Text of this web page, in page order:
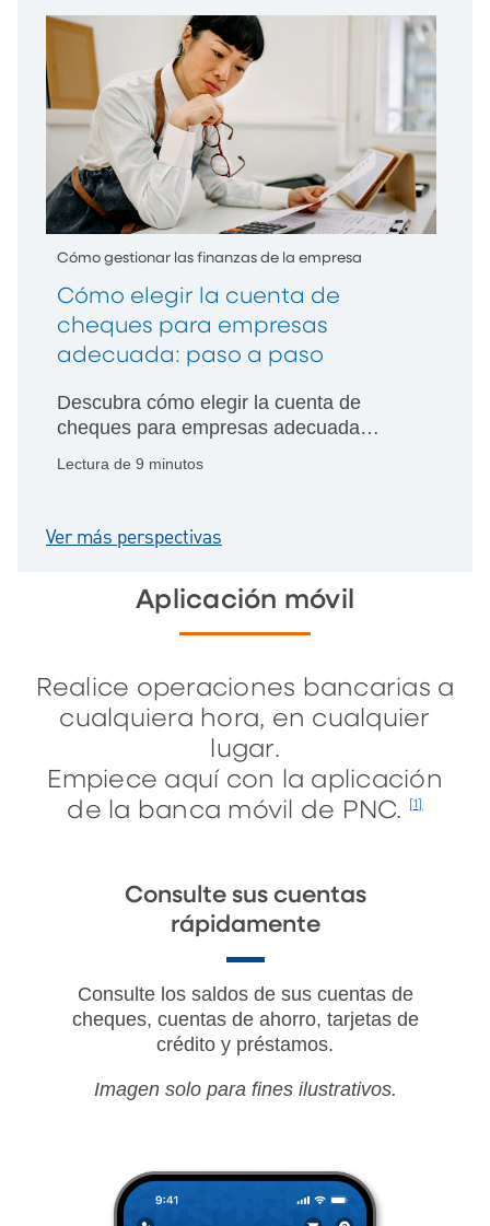
confianza y adaptadas a las metas de su
empresa.
Cómo gestionar las finanzas de la empresa
Cómo elegir la cuenta de
cheques para empresas
adecuada: paso a paso
Descubra cómo elegir la cuenta de
cheques para empresas adecuada
compañía.
Lectura de 9 minutos
Ver más perspectivas
Aplicación móvil
Realice operaciones bancarias a
cualquiera hora, en cualquier
lugar.
Empiece aquí con la aplicación
de la banca móvil de PNC. [1]
Consulte sus cuentas
rápidamente
Consulte los saldos de sus cuentas de
cheques, cuentas de ahorro, tarjetas de
crédito y préstamos.
Imagen solo para fines ilustrativos.